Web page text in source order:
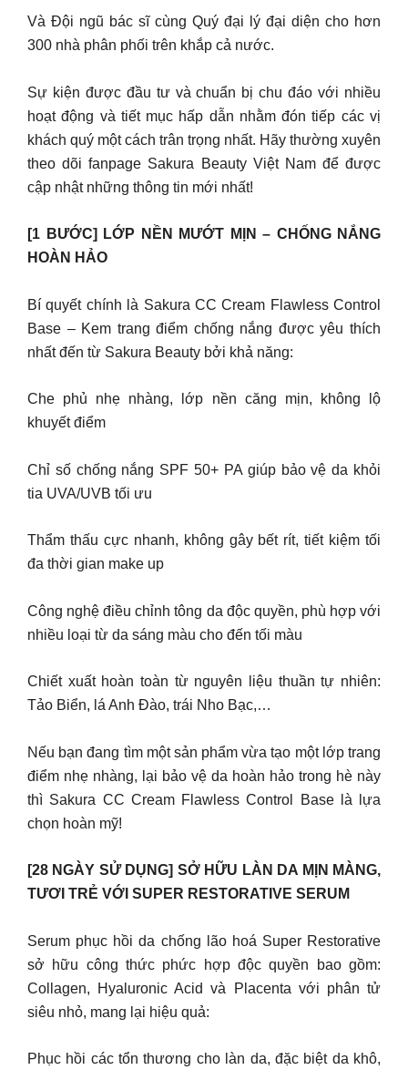
Và Đội ngũ bác sĩ cùng Quý đại lý đại diện cho hơn
300 nhà phân phối trên khắp cả nước.
Sự kiện được đầu tư và chuẩn bị chu đáo với nhiều
hoạt động và tiết mục hấp dẫn nhằm đón tiếp các vị
khách quý một cách trân trọng nhất. Hãy thường xuyên
theo dõi fanpage Sakura Beauty Việt Nam để được
cập nhật những thông tin mới nhất!
[1 BƯỚC] LỚP NỀN MƯỚT MỊN – CHỐNG NẮNG
HOÀN HẢO
Bí quyết chính là Sakura CC Cream Flawless Control
Base – Kem trang điểm chống nắng được yêu thích
nhất đến từ Sakura Beauty bởi khả năng:
Che phủ nhẹ nhàng, lớp nền căng mịn, không lộ
khuyết điểm
Chỉ số chống nắng SPF 50+ PA giúp bảo vệ da khỏi
tia UVA/UVB tối ưu
Thẩm thấu cực nhanh, không gây bết rít, tiết kiệm tối
đa thời gian make up
Công nghệ điều chỉnh tông da độc quyền, phù hợp với
nhiều loại từ da sáng màu cho đến tối màu
Chiết xuất hoàn toàn từ nguyên liệu thuần tự nhiên:
Tảo Biển, lá Anh Đào, trái Nho Bạc,…
Nếu bạn đang tìm một sản phẩm vừa tạo một lớp trang
điểm nhẹ nhàng, lại bảo vệ da hoàn hảo trong hè này
thì Sakura CC Cream Flawless Control Base là lựa
chọn hoàn mỹ!
[28 NGÀY SỬ DỤNG] SỞ HỮU LÀN DA MỊN MÀNG,
TƯƠI TRẺ VỚI SUPER RESTORATIVE SERUM
Serum phục hồi da chống lão hoá Super Restorative
sở hữu công thức phức hợp độc quyền bao gồm:
Collagen, Hyaluronic Acid và Placenta với phân tử
siêu nhỏ, mang lại hiệu quả:
Phục hồi các tổn thương cho làn da, đặc biệt da khô,